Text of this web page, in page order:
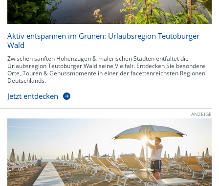
Aktiv entspannen im Grünen: Urlaubsregion Teutoburger
Wald
Zwischen sanften Höhenzügen & malerischen Städten entfaltet die
Urlaubsregion Teutoburger Wald seine Vielfalt. Entdecken Sie besondere
Orte, Touren & Genussmomente in einer der facettenreichsten Regionen
Deutschlands.
Jetzt entdecken
ANZEIGE